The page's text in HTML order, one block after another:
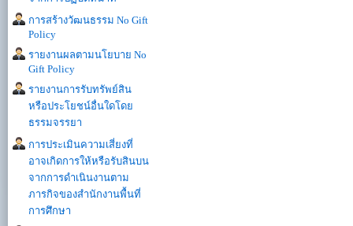
การสร้างวัฒนธรรม No Gift
Policy
รายงานผลตามนโยบาย No
Gift Policy
รายงานการรับทรัพย์สิน
หรือประโยชน์อื่นใดโดย
ธรรมจรรยา
การประเมินความเสี่ยงที่
อาจเกิดการให้หรือรับสินบน
จากการดำเนินงานตาม
ภารกิจของสำนักงานพื้นที่
การศึกษา